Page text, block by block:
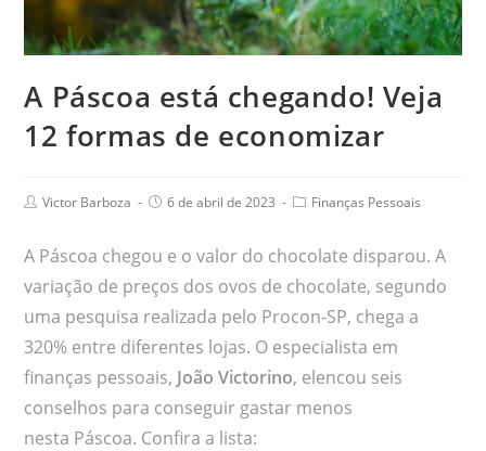
A Páscoa está chegando! Veja
12 formas de economizar
Victor Barboza 6 de abril de 2023 Finanças Pessoais
A Páscoa chegou e o valor do chocolate disparou. A
variação de preços dos ovos de chocolate, segundo
uma pesquisa realizada pelo Procon-SP, chega a
320% entre diferentes lojas. O especialista em
finanças pessoais, João Victorino, elencou seis
conselhos para conseguir gastar menos
nesta Páscoa. Confira a lista: